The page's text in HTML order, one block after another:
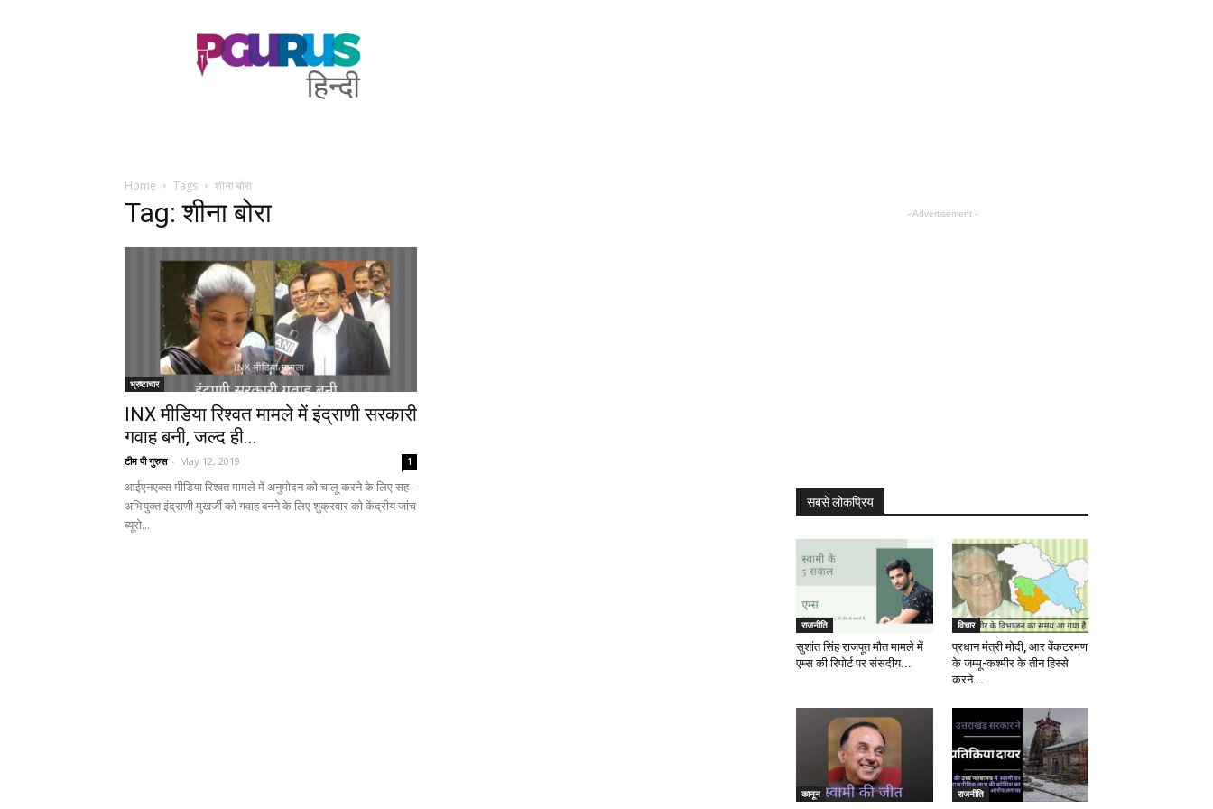
PGurus
Hindi
Home Tags शीना बोरा
Tag: शीना बोरा
भ्रष्टाचार
INX मीडिया रिश्वत मामले में इंद्राणी सरकारी
गवाह बनी, जल्द ही...
टीम पी गुरुस - May 12, 2019 1
आईएनएक्स मीडिया रिश्वत मामले में अनुमोदन को चालू करने के लिए सह-
अभियुक्त इंद्राणी मुखर्जी को गवाह बनने के लिए शुक्रवार को केंद्रीय जांच
ब्यूरो...
- Advertisement -
सबसे लोकप्रिय
राजनीति
सुशांत सिंह राजपूत मौत मामले में
एम्स की रिपोर्ट पर संसदीय...
विचार
प्रधान मंत्री मोदी, आर वेंकटरमण
के जम्मू-कश्मीर के तीन हिस्से
करने...
कानून राजनीति